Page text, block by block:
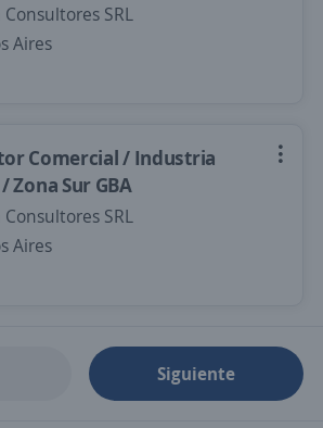
Consultores SRL
Aires
Comercial / Industria
Zona Sur GBA
Consultores SRL
Aires
Siguiente